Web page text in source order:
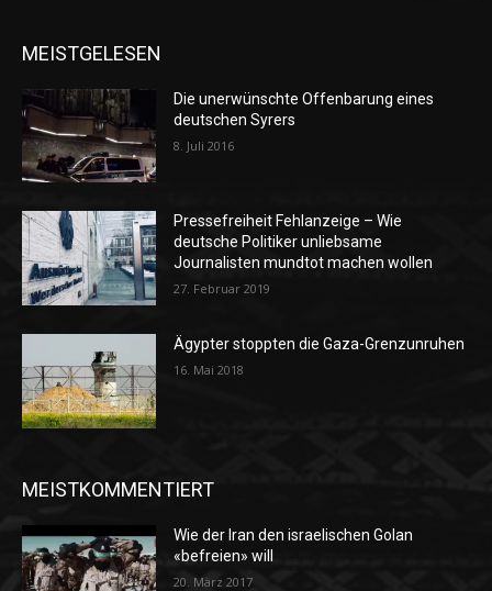
MEISTGELESEN
Die unerwünschte Offenbarung eines
deutschen Syrers
8. Juli 2016
Pressefreiheit Fehlanzeige – Wie
deutsche Politiker unliebsame
Journalisten mundtot machen wollen
27. Februar 2019
Ägypter stoppten die Gaza-Grenzunruhen
16. Mai 2018
MEISTKOMMENTIERT
Wie der Iran den israelischen Golan
«befreien» will
20. März 2017